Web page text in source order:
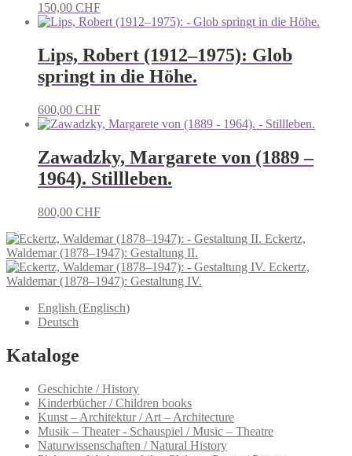
150,00 CHF
Lips, Robert (1912–1975): Glob
springt in die Höhe.
600,00 CHF
Zawadzky, Margarete von (1889 –
1964). Stillleben.
800,00 CHF
Eckertz,
Waldemar (1878–1947): Gestaltung II.
Eckertz,
Waldemar (1878–1947): Gestaltung IV.
English (Englisch)
Deutsch
Kataloge
Geschichte / History
Kinderbücher / Children books
Kunst – Architektur / Art – Architecture
Musik – Theater - Schauspiel / Music – Theatre
Naturwissenschaften / Natural History